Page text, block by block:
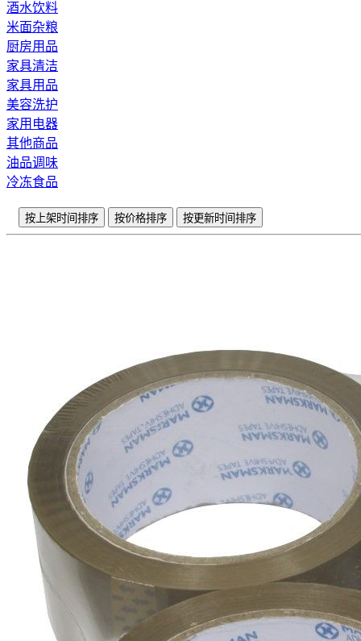
酒水饮料
米面杂粮
厨房用品
家具清洁
家具用品
美容洗护
家用电器
其他商品
油品调味
冷冻食品
按上架时间排序 按价格排序 按更新时间排序